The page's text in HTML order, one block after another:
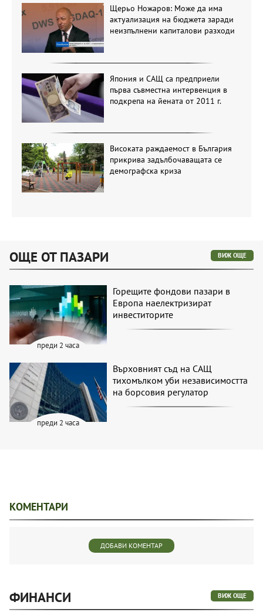
Щерьо Ножаров: Може да има
актуализация на бюджета заради
неизпълнени капиталови разходи
Япония и САЩ са предприели
първа съвместна интервенция в
подкрепа на йената от 2011 г.
Високата раждаемост в България
прикрива задълбочаващата се
демографска криза
ОЩЕ ОТ ПАЗАРИ ВИЖ ОЩЕ
преди 2 часа
Горещите фондови пазари в
Европа наелектризират
инвеститорите
преди 2 часа
Върховният съд на САЩ
тихомълком уби независимостта
на борсовия регулатор
КОМЕНТАРИ
ДОБАВИ КОМЕНТАР
ФИНАНСИ ВИЖ ОЩЕ